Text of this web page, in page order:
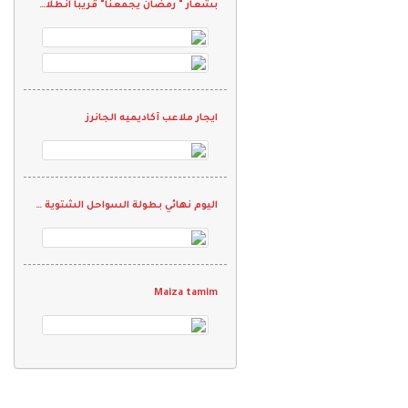
بشعار " رمضان يجمعنا" قريبا انطلاق بطولة فرق الجاليات الرمضانيه الثانيه 2022
ايجار ملاعب أكاديميه الجانرز
اليوم نهائي بطولة السواحل الشتوية الودية
Maiza tamim